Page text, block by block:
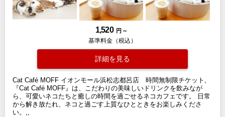
1,520 円 ～
基準料金（税込）
詳細を見る
Cat Café MOFF イオンモール浜松志都呂店 時間無制限チケット,
『Cat Café MOFF』は、こだわりの美味しいドリンクを飲みなが
ら、可愛いネコたちと癒しの時間を過ごせるネコカフェです。 日常
から解き放たれ、ネコと過ごす上質なひとときをお楽しみくださ
い。,,